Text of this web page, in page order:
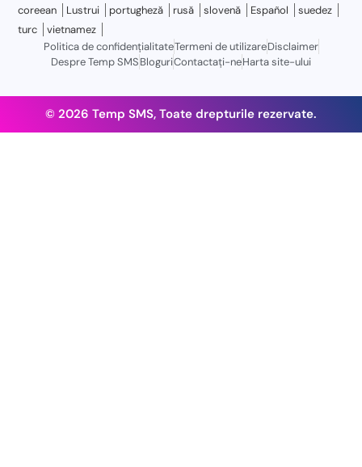
coreean
Lustrui portugheză rusă slovenă Español
suedez
turc
vietnamez
Politica de confidențialitateTermeni de utilizareDisclaimer
Despre Temp SMSBloguriContactaţi-neHarta site-ului
© 2026 Temp SMS, Toate drepturile rezervate.